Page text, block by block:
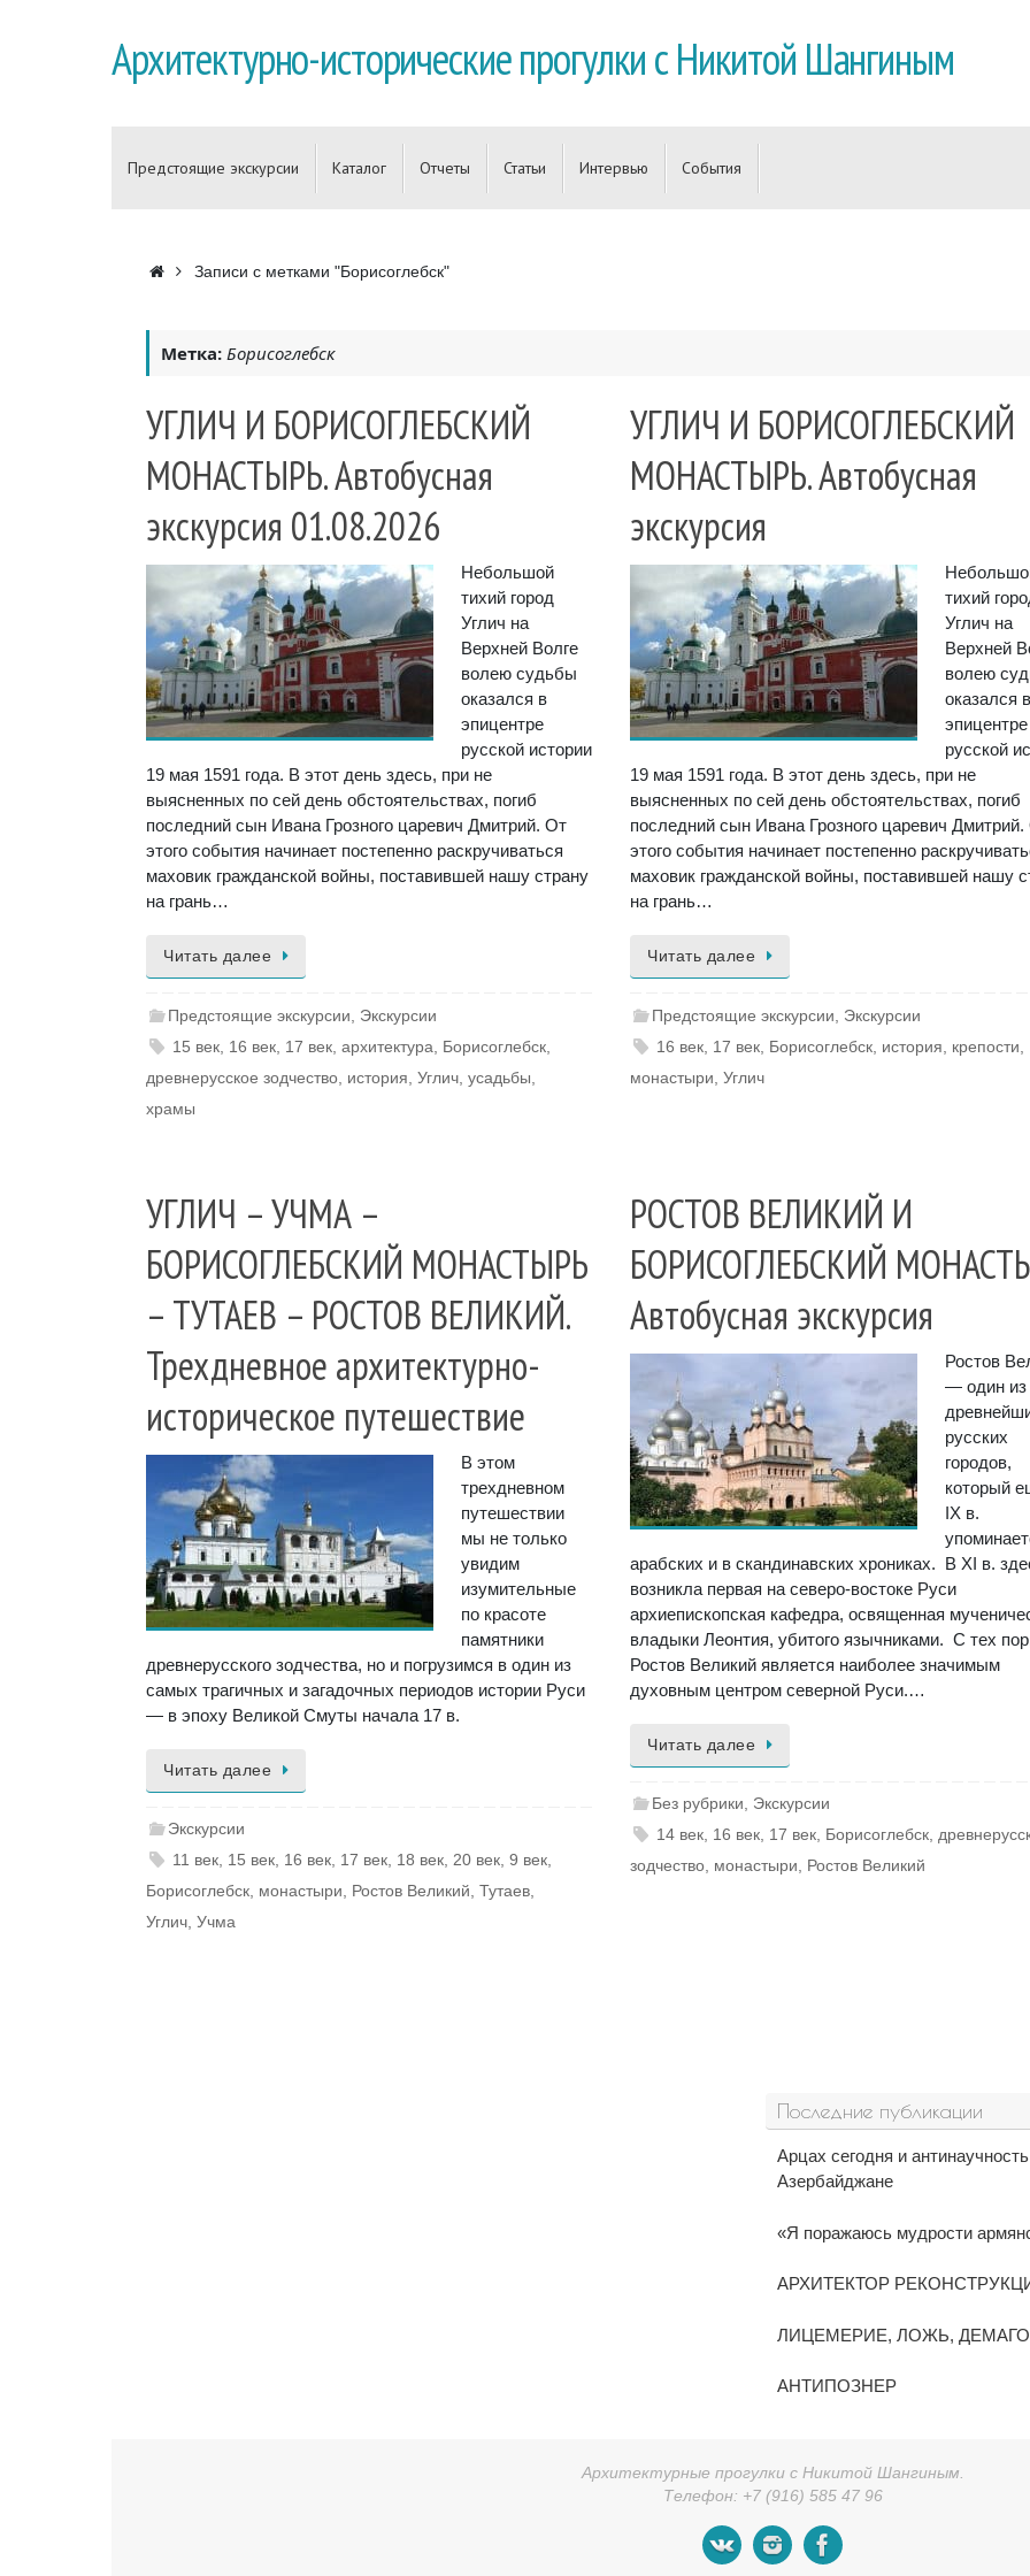
Архитектурно-исторические прогулки с Никитой Шангиным
Предстоящие экскурсии Каталог Отчеты Статьи Интервью События
Главная
Записи с метками "Борисоглебск"
Метка: Борисоглебск
УГЛИЧ И БОРИСОГЛЕБСКИЙ
МОНАСТЫРЬ. Автобусная
экскурсия 01.08.2026
Небольшой
тихий город
Углич на
Верхней Волге
волею судьбы
оказался в
эпицентре
русской истории
19 мая 1591 года. В этот день здесь, при не
выясненных по сей день обстоятельствах, погиб
последний сын Ивана Грозного царевич Дмитрий. От
этого события начинает постепенно раскручиваться
маховик гражданской войны, поставившей нашу страну
на грань…
Читать далее
Предстоящие экскурсии
Экскурсии
15 век 16 век 17 век ,архитектура Борисоглебск
древнерусское зодчество история Углич усадьбы
храмы
УГЛИЧ И БОРИСОГЛЕБСКИЙ
МОНАСТЫРЬ. Автобусная
экскурсия
тихий
Углич на
Верхней
волею
оказался в
эпицентре
русской
19 мая 1591 года. В этот день здесь, при не
выясненных по сей день обстоятельствах, погиб
последний сын Ивана Грозного царевич
этого события начинает постепенно
маховик гражданской войны, поставившей нашу
на грань…
Читать далее
Предстоящие экскурсии
Экскурсии
16 век 17 век Борисоглебск история крепости
монастыри ,Углич
УГЛИЧ – УЧМА –
БОРИСОГЛЕБСКИЙ МОНАСТЫРЬ
– ТУТАЕВ – РОСТОВ ВЕЛИКИЙ.
Трехдневное архитектурно-
историческое путешествие
В этом
трехдневном
путешествии
мы не только
увидим
изумительные
по красоте
памятники
древнерусского зодчества, но и погрузимся в один из
самых трагичных и загадочных периодов истории Руси
— в эпоху Великой Смуты начала 17 в.
Читать далее
Экскурсии
11 век, 15 век, 16 век, 17 век, 18 век,20 век,9 век,
Борисоглебск, монастыри, Ростов Великий, Тутаев,
Углич, Учма
РОСТОВ ВЕЛИКИЙ И
БОРИСОГЛЕБСКИЙ
Автобусная экскурсия
Ростов
— один из
русских
городов,
который
IX в.
арабских и в скандинавских хрониках. B XI в.
возникла первая на северо-востоке Руси
архиепископская кафедра, освященная
владыки Леонтия, убитого язычниками. С тех
Ростов Великий является наиболее значимым
духовным центром северной Руси.…
Читать далее
Без рубрики, Экскурсии
14 век, 16 век, 17 век, Борисоглебск,
зодчество, монастыри, Ростов Великий
Последние публикации
Арцах сегодня и
Азербайджане
«Я поражаюсь мудрости
АРХИТЕКТОР
ЛИЦЕМЕРИЕ, ЛОЖЬ,
АНТИПОЗНЕР
Архитектурные прогулки с Никитой Шангиным.
Телефон: +7 (916) 585 47 96